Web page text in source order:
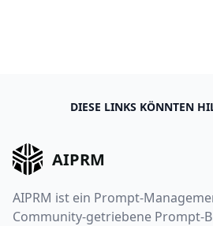
DIESE LINKS KÖNNTEN
AIPRM
AIPRM ist ein Prompt-
Community-getriebene Prompt-